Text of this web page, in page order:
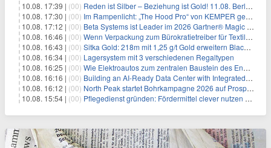
10.08. 17:39 | (00) Reden ist Silber – Beziehung ist Gold! 11.08. Berlin – 18:30 Uhr
10.08. 17:30 | (00) Im Rampenlicht: „The Hood Pro“ von KEMPER gewinnt den Red Dot Design Award 2026
10.08. 17:12 | (00) Beta Systems ist Leader im 2026 Gartner® Magic Quadrant™ für Service Orchestration and Automation Platforms (SOAP)
10.08. 16:46 | (00) Wenn Verpackung zum Bürokratietreiber für Textilunternehmen wird
10.08. 16:43 | (00) Sitka Gold: 218m mit 1,25 g/t Gold erweitern Blackjack massiv
10.08. 16:34 | (00) Lagersystem mit 3 verschiedenen Regaltypen
10.08. 16:25 | (00) Wie Elektroautos zum zentralen Baustein des Energiesystems werden
10.08. 16:16 | (00) Building an AI-Ready Data Center with Integrated Compute, Storage, Networking, Security, and Disaster Recovery
10.08. 16:12 | (00) North Peak startet Bohrkampagne 2026 auf Prospect Mountain in Eureka, Nevada
10.08. 15:54 | (00) Pflegedienst gründen: Fördermittel clever nutzen und durchstarten